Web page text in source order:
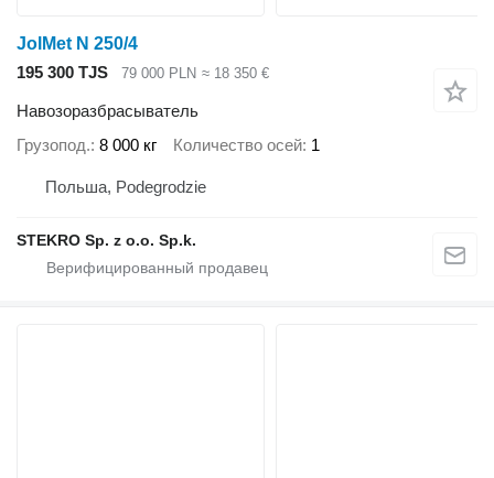
JolMet N 250/4
195 300 TJS
79 000 PLN ≈ 18 350 €
Навозоразбрасыватель
Грузопод. 8 000 кг Количество осей 1
Польша, Podegrodzie
STEKRO Sp. z o.o. Sp.k.